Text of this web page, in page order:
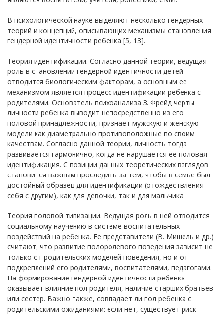
В психологической науке выделяют несколько гендерных
теорий и концепций, описывающих механизмы становления
гендерной идентичности ребенка [5, 13].
Теория идентификации. Согласно данной теории, ведущая
роль в становлении гендерной идентичности детей
отводится биологическим факторам, а основным ее
механизмом является процесс идентификации ребенка с
родителями. Основатель психоанализа З. Фрейд черты
личности ребенка выводит непосредственно из его
половой принадлежности, признает мужскую и женскую
модели как диаметрально противоположные по своим
качествам. Согласно данной теории, личность тогда
развивается гармонично, когда не нарушается ее половая
идентификация. С позиции данных теоретических взглядов
становится важным проследить за тем, чтобы в семье был
достойный образец для идентификации (отождествления
себя с другим), как для девочки, так и для мальчика.
Теория половой типизации. Ведущая роль в ней отводится
социальному научению в системе воспитательных
воздействий на ребенка. Ее представители (В. Мишель и др.)
считают, что развитие полоролевого поведения зависит не
только от родительских моделей поведения, но и от
подкреплений его родителями, воспитателями, педагогами.
На формирование гендерной идентичности ребенка
оказывает влияние пол родителя, наличие старших братьев
или сестер. Важно также, совпадает ли пол ребенка с
родительскими ожиданиями: если нет, существует риск